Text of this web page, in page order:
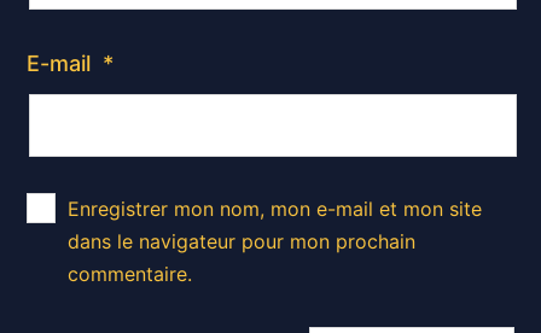
E-mail *
Enregistrer mon nom, mon e-mail et mon site
dans le navigateur pour mon prochain
commentaire.